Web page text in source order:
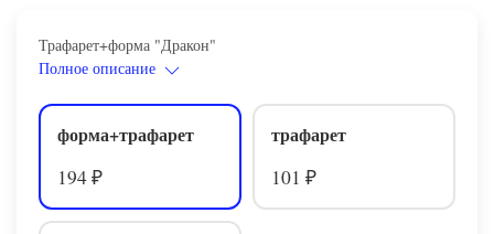
Трафарет+форма "Дракон"
Полное описание
форма+трафарет
194 ₽
трафарет
101 ₽